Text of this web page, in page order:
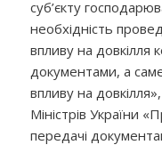
суб’єкту
необхідність
впливу на довкілля
документами, а
впливу на
Міністрів України
передачі